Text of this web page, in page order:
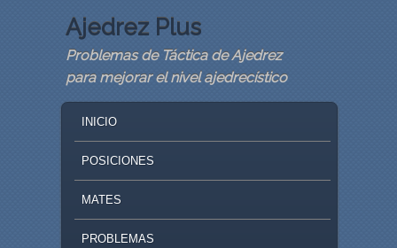
Ajedrez Plus
Problemas de Táctica de Ajedrez
para mejorar el nivel ajedrecístico
SKIP TO PRIMARY CONTENT
SKIP TO SECONDARY CONTENT
INICIO
POSICIONES
MATES
PROBLEMAS